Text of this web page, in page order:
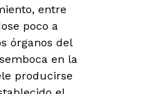
entre
poco a
órganos del
en la
producirse